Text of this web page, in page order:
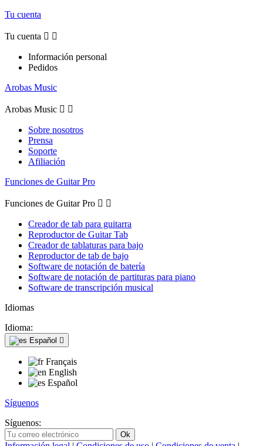
Tu cuenta
Tu cuenta  
Información personal
Pedidos
Arobas Music
Arobas Music  
Sobre nosotros
Prensa
Soporte
Afiliación
Funciones de Guitar Pro
Funciones de Guitar Pro  
Creador de tab para guitarra
Reproductor de Guitar Tab
Creador de tablaturas para bajo
Reproductor de tab de bajo
Software de notación de batería
Software de notación de partituras para piano
Software de transcripción musical
Idiomas
Idioma:
Español 
Français
English
Español
Síguenos
Síguenos: